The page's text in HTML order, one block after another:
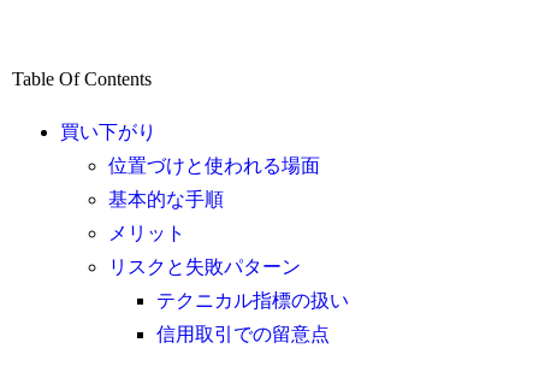
Table Of Contents
買い下がり
位置づけと使われる場面
基本的な手順
メリット
リスクと失敗パターン
テクニカル指標の扱い
信用取引での留意点